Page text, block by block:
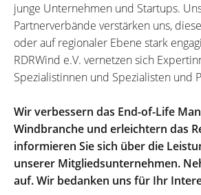
junge Unternehmen und Startups.
Partnerverbände verstärken uns,
oder auf regionaler Ebene stark
RDRWind e.V. vernetzen sich
Spezialistinnen und Spezialisten und
Wir verbessern das End-of-Life
Windbranche und erleichtern das
informieren Sie sich über die
unserer Mitgliedsunternehmen.
auf. Wir bedanken uns für Ihr